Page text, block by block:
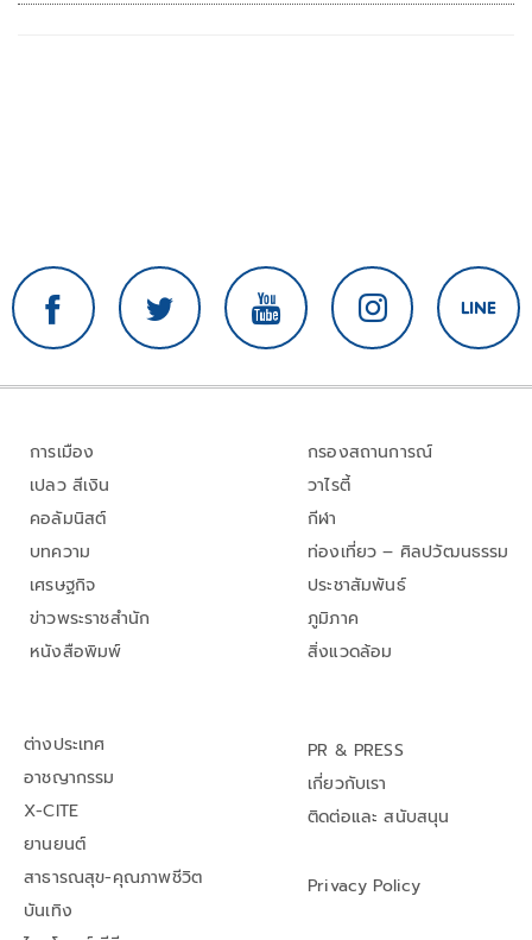
การเมือง
เปลว สีเงิน
คอลัมนิสต์
บทความ
เศรษฐกิจ
ข่าวพระราชสำนัก
หนังสือพิมพ์
กรองสถานการณ์
วาไรตี้
กีฬา
ท่องเที่ยว – ศิลปวัฒนธรรม
ประชาสัมพันธ์
ภูมิภาค
สิ่งแวดล้อม
ต่างประเทศ
อาชญากรรม
X-CITE
ยานยนต์
สาธารณสุข-คุณภาพชีวิต
บันเทิง
PR & PRESS
เกี่ยวกับเรา
ติดต่อและ สนับสนุน
Privacy Policy